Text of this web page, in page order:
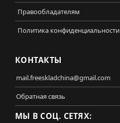
Правообладателям
Политика конфиденциальности
КОНТАКТЫ
mail.freeskladchina@gmail.com
Обратная связь
МЫ В СОЦ. СЕТЯХ: